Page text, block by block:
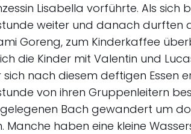
Lisabella vorführte. Als
weiter und danach durften
Goreng, zum Kinderkaffee
die Kinder mit Valentin und
sich nach diesem deftigen Essen
von ihren Gruppenleitern
Bach gewandert um
Manche haben eine kleine